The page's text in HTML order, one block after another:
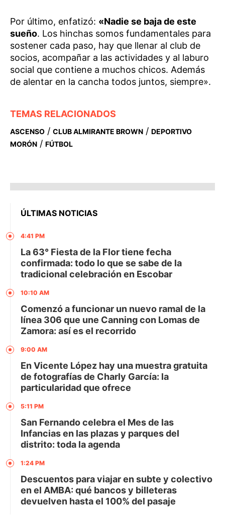
Por último, enfatizó: «Nadie se baja de este
sueño. Los hinchas somos fundamentales para
sostener cada paso, hay que llenar al club de
socios, acompañar a las actividades y al laburo
social que contiene a muchos chicos. Además
de alentar en la cancha todos juntos, siempre».
TEMAS RELACIONADOS
ASCENSO / CLUB ALMIRANTE BROWN / DEPORTIVO
MORÓN / FÚTBOL
ÚLTIMAS NOTICIAS
4:41 PM
La 63° Fiesta de la Flor tiene fecha
confirmada: todo lo que se sabe de la
tradicional celebración en Escobar
10:10 AM
Comenzó a funcionar un nuevo ramal de la
línea 306 que une Canning con Lomas de
Zamora: así es el recorrido
9:00 AM
En Vicente López hay una muestra gratuita
de fotografías de Charly García: la
particularidad que ofrece
5:11 PM
San Fernando celebra el Mes de las
Infancias en las plazas y parques del
distrito: toda la agenda
1:24 PM
Descuentos para viajar en subte y colectivo
en el AMBA: qué bancos y billeteras
devuelven hasta el 100% del pasaje